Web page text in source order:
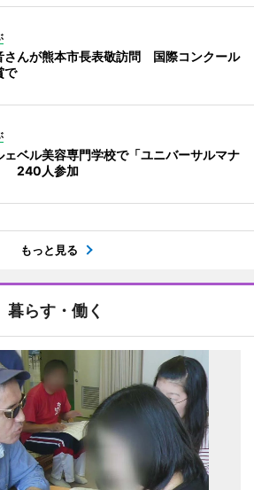
さんが熊本市長表敬訪問 国際コンクール
で
ェベル美容専門学校で「ユニバーサルマナ
240人参加
もっと見る
暮らす・働く